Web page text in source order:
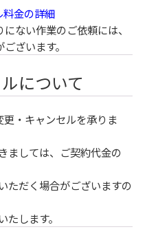
料金の詳細
ない作業のご依頼には、
ざいます。
について
・キャンセルを承りま
ましては、ご契約代金の
ただく場合がございますの
します。